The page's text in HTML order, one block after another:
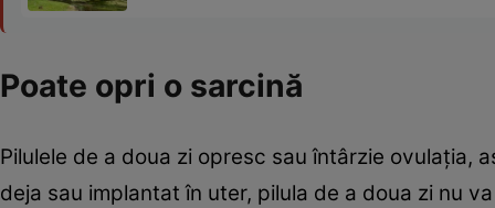
Poate opri o sarcină
Pilulele de a doua zi opresc sau întârzie ovulația,
deja sau implantat în uter, pilula de a doua zi nu